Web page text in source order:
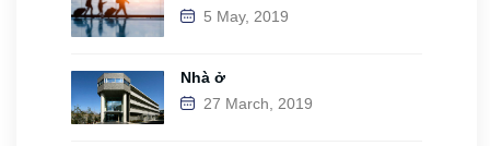
5 May, 2019
Nhà ở
27 March, 2019